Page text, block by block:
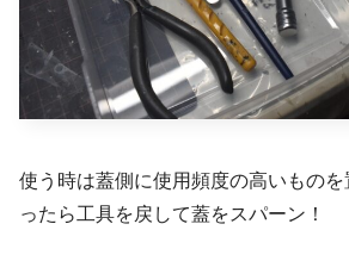
使う時は蓋側に使用頻度の高いもの
ったら工具を戻して蓋をスパーン！